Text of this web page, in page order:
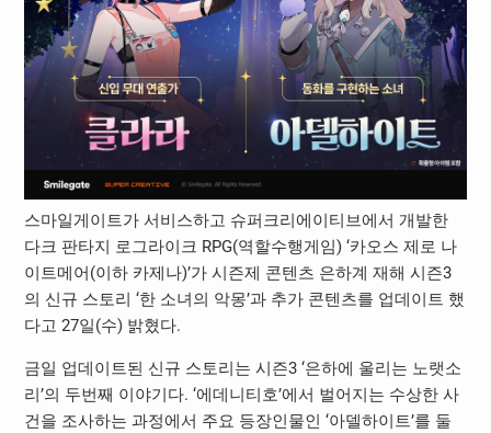
스마일게이트가 서비스하고 슈퍼크리에이티브에서 개발한
다크 판타지 로그라이크 RPG(역할수행게임) ‘카오스 제로 나
이트메어(이하 카제나)’가 시즌제 콘텐츠 은하계 재해 시즌3
의 신규 스토리 ‘한 소녀의 악몽’과 추가 콘텐츠를 업데이트 했
다고 27일(수) 밝혔다.
금일 업데이트된 신규 스토리는 시즌3 ‘은하에 울리는 노랫소
리’의 두번째 이야기다. ‘에데니티호’에서 벌어지는 수상한 사
건을 조사하는 과정에서 주요 등장인물인 ‘아델하이트’를 둘